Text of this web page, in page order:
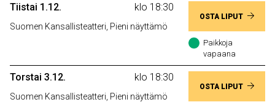
Tiistai 1.12. klo 18:30
Suomen Kansallisteatteri, Pieni näyttämö
OSTA LIPUT
Paikkoja
vapaana
Torstai 3.12. klo 18:30
Suomen Kansallisteatteri, Pieni näyttämö
OSTA LIPUT